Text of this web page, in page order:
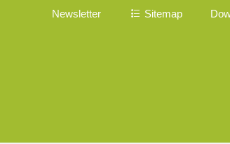
Newsletter Sitemap